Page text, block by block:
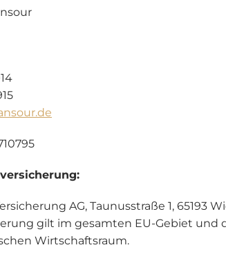
AG, Taunusstraße 1, 65193
gilt im gesamten EU-Gebiet und
Wirtschaftsraum.